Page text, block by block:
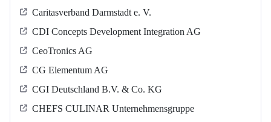
Caritasverband Darmstadt e. V.
CDI Concepts Development Integration AG
CeoTronics AG
CG Elementum AG
CGI Deutschland B.V. & Co. KG
CHEFS CULINAR Unternehmensgruppe